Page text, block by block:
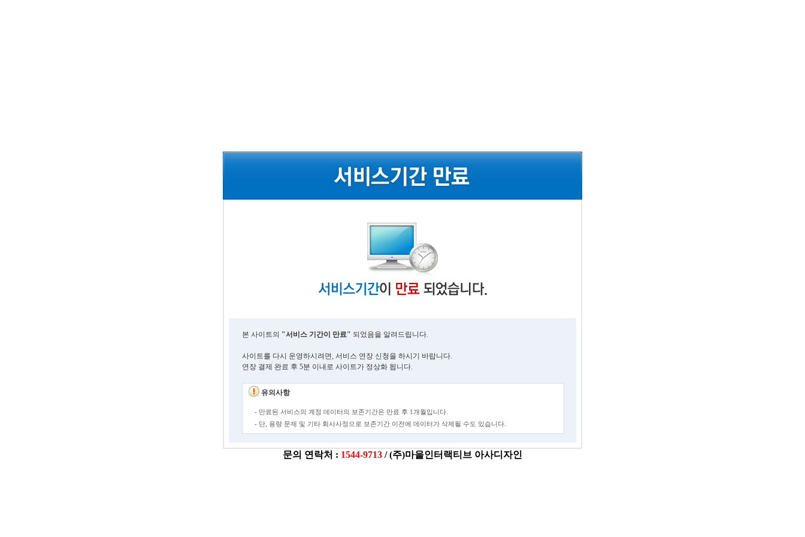
본 사이트의 "서비스 기간이 만료" 되었음을 알려드립니다.
사이트를 다시 운영하시려면, 서비스 연장 신청을 하시기 바랍니다.
연장 결제 완료 후 5분 이내로 사이트가 정상화 됩니다.
유의사항
- 만료된 서비스의 계정 데이터의 보존기간은 만료 후 1개월입니다.
- 단, 용량 문제 및 기타 회사사정으로 보존기간 이전에 데이터가 삭제될 수도 있습니다.
문의 연락처 : 1544-9713 / (주)마을인터랙티브 아사디자인